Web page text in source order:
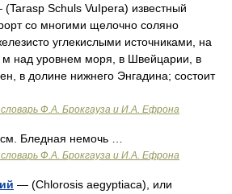
Schuls VuIpera) известный
со многими щелочно соляно
углекислыми источниками, на
м над уровнем моря, в Швейцарии, в
в долине нижнего Энгадина; состоит
Ф.А. Брокгауза и И.А. Ефрона
Бледная немочь …
Ф.А. Брокгауза и И.А. Ефрона
— (Chlorosis aegyptiaca), или